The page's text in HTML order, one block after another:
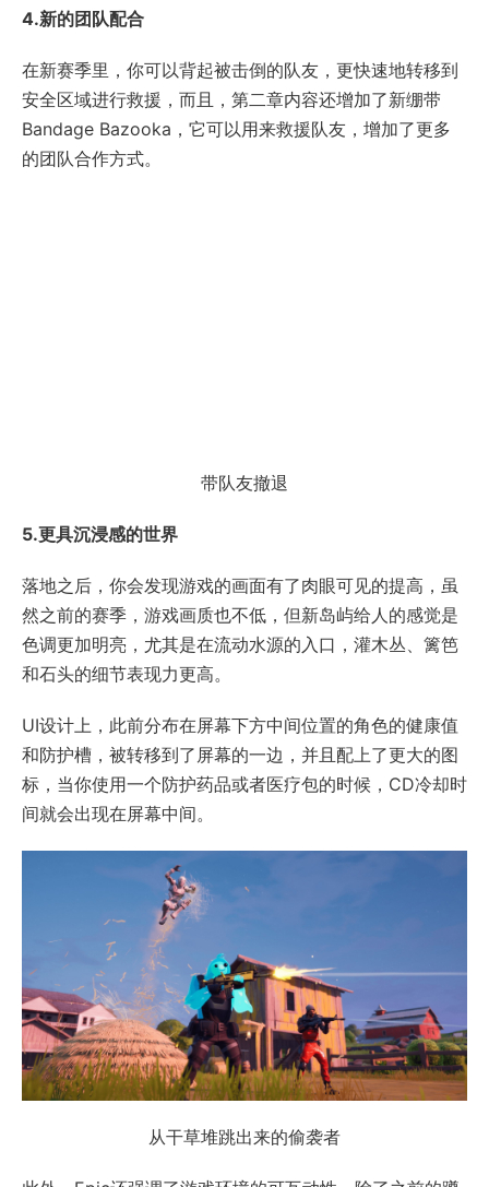
4.新的团队配合
在新赛季里，你可以背起被击倒的队友，更快速地转移到
安全区域进行救援，而且，第二章内容还增加了新绷带
Bandage Bazooka，它可以用来救援队友，增加了更多
的团队合作方式。
带队友撤退
5.更具沉浸感的世界
落地之后，你会发现游戏的画面有了肉眼可见的提高，虽
然之前的赛季，游戏画质也不低，但新岛屿给人的感觉是
色调更加明亮，尤其是在流动水源的入口，灌木丛、篱笆
和石头的细节表现力更高。
UI设计上，此前分布在屏幕下方中间位置的角色的健康值
和防护槽，被转移到了屏幕的一边，并且配上了更大的图
标，当你使用一个防护药品或者医疗包的时候，CD冷却时
间就会出现在屏幕中间。
从干草堆跳出来的偷袭者